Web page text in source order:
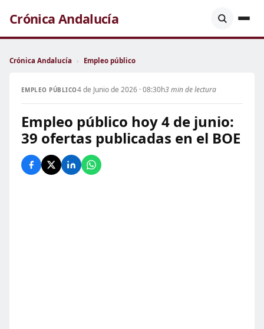
Crónica Andalucía
Crónica Andalucía › Empleo público
EMPLEO PÚBLICO4 de Junio de 2026 · 08:30h3 min de lectura
Empleo público hoy 4 de junio:
39 ofertas publicadas en el BOE